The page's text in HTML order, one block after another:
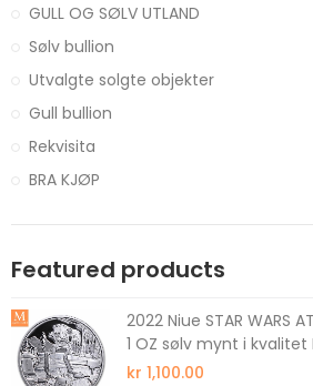
GULL OG SØLV UTLAND
Sølv bullion
Utvalgte solgte objekter
Gull bullion
Rekvisita
BRA KJØP
Featured products
2022 Niue STAR WARS
1 OZ sølv mynt i
kr 1,100.00